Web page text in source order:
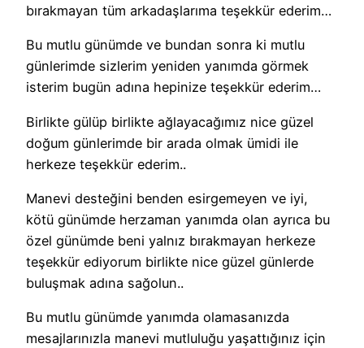
bırakmayan tüm arkadaşlarıma teşekkür ederim…
Bu mutlu günümde ve bundan sonra ki mutlu
günlerimde sizlerim yeniden yanımda görmek
isterim bugün adına hepinize teşekkür ederim…
Birlikte gülüp birlikte ağlayacağımız nice güzel
doğum günlerimde bir arada olmak ümidi ile
herkeze teşekkür ederim..
Manevi desteğini benden esirgemeyen ve iyi,
kötü günümde herzaman yanımda olan ayrıca bu
özel günümde beni yalnız bırakmayan herkeze
teşekkür ediyorum birlikte nice güzel günlerde
buluşmak adına sağolun..
Bu mutlu günümde yanımda olamasanızda
mesajlarınızla manevi mutluluğu yaşattığınız için